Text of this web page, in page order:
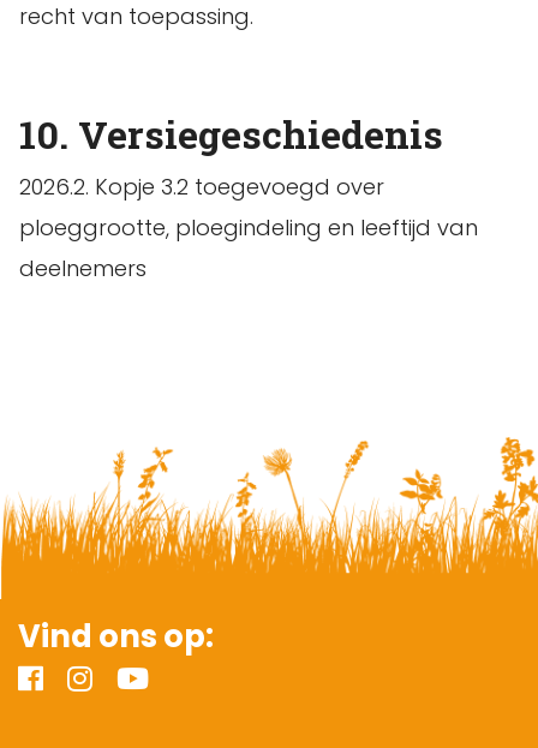
recht van toepassing.
10. Versiegeschiedenis
2026.2. Kopje 3.2 toegevoegd over
ploeggrootte, ploegindeling en leeftijd van
deelnemers
Vind ons op: